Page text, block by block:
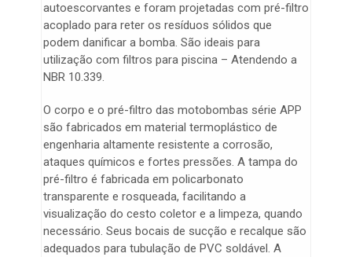
autoescorvantes e foram projetadas com pré-filtro
acoplado para reter os resíduos sólidos que
podem danificar a bomba. São ideais para
utilização com filtros para piscina – Atendendo a
NBR 10.339.
O corpo e o pré-filtro das motobombas série APP
são fabricados em material termoplástico de
engenharia altamente resistente a corrosão,
ataques químicos e fortes pressões. A tampa do
pré-filtro é fabricada em policarbonato
transparente e rosqueada, facilitando a
visualização do cesto coletor e a limpeza, quando
necessário. Seus bocais de sucção e recalque são
adequados para tubulação de PVC soldável. A